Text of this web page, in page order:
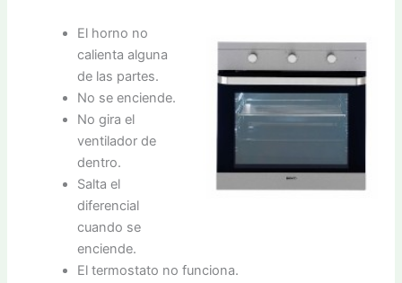
El horno no
calienta alguna
de las partes.
No se enciende.
No gira el
ventilador de
dentro.
Salta el
diferencial
cuando se
enciende.
El termostato no funciona.